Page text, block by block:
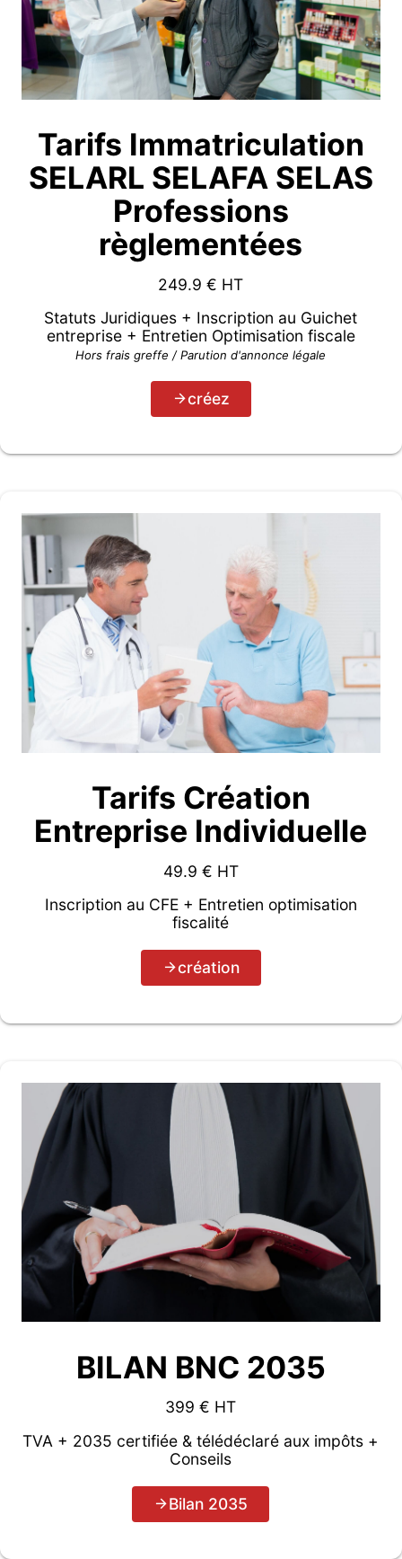
Tarifs Immatriculation
SELARL SELAFA SELAS
Professions
règlementées
249.9 € HT
Statuts Juridiques + Inscription au Guichet
entreprise + Entretien Optimisation fiscale
Hors frais greffe / Parution d'annonce légale
créez
Tarifs Création
Entreprise Individuelle
49.9 € HT
Inscription au CFE + Entretien optimisation
fiscalité
création
BILAN BNC 2035
399 € HT
TVA + 2035 certifiée & télédéclaré aux impôts +
Conseils
Bilan 2035